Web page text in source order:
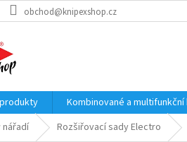
obchod@knipexshop.cz
Kombinované a
nářadí Rozšiřovací sady Electro